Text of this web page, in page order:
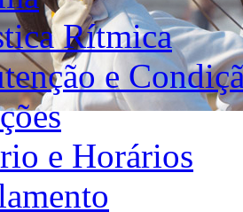
Rítmica
e
e Horários